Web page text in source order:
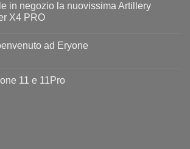
in negozio la nuovissima Artillery
X4 PRO
ad Eryone
11 e 11Pro